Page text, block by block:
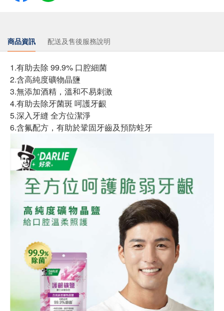
商品資訊 配送及售後服務說明
1.有助去除 99.9% 口腔細菌
2.含高純度礦物晶鹽
3.無添加酒精，溫和不易刺激
4.有助去除牙菌斑 呵護牙齦
5.深入牙縫 全方位潔淨
6.含氟配方，有助於鞏固牙齒及預防蛀牙